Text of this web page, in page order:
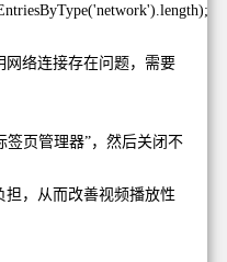
络连接存在问题，需要
签页管理器”，然后关闭不
，从而改善视频播放性